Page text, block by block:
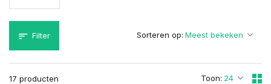
Filter
17 producten Toon:
Sorteren op: